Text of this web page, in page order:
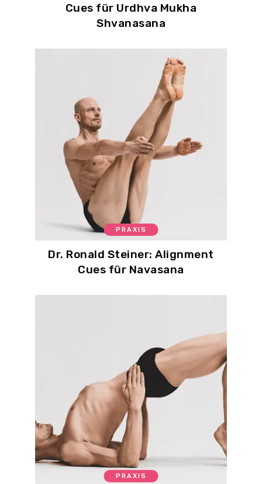
Cues für Urdhva Mukha
Shvanasana
PRAXIS
Dr. Ronald Steiner: Alignment
Cues für Navasana
PRAXIS